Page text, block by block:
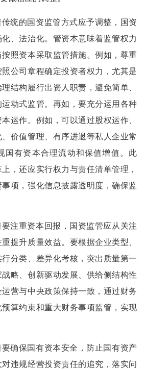
统的国资监管方式应予调整，国资
、法治化。管资本意味着监管权力
照资本采取监管措施。例如，尊重
公司章程确定投资者权力，尤其是
结构履行出资人职责，避免简单、
动式监管。再如，要充分运用各种
运作。例如，可以通过股权运作、
价值管理、有序进退等私人企业常
国有资本合理流动和保值增值。此
，还应实行权力与责任清单管理，
项，强化信息披露透明度，确保监
注重资本回报，国资监管应从关注
提升质量效益。要根据企业类型、
分类、差异化考核，突出质量第一
略、创新驱动发展、供给侧结构性
营与中央政策保持一致，通过财务
算约束和重大财务事项监管，实现
确保国有资本安全，防止国有资产
违规经营投资责任的追究，落实问